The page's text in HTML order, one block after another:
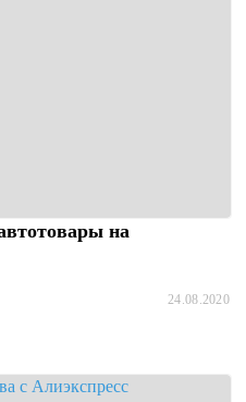
на
24.08.2020